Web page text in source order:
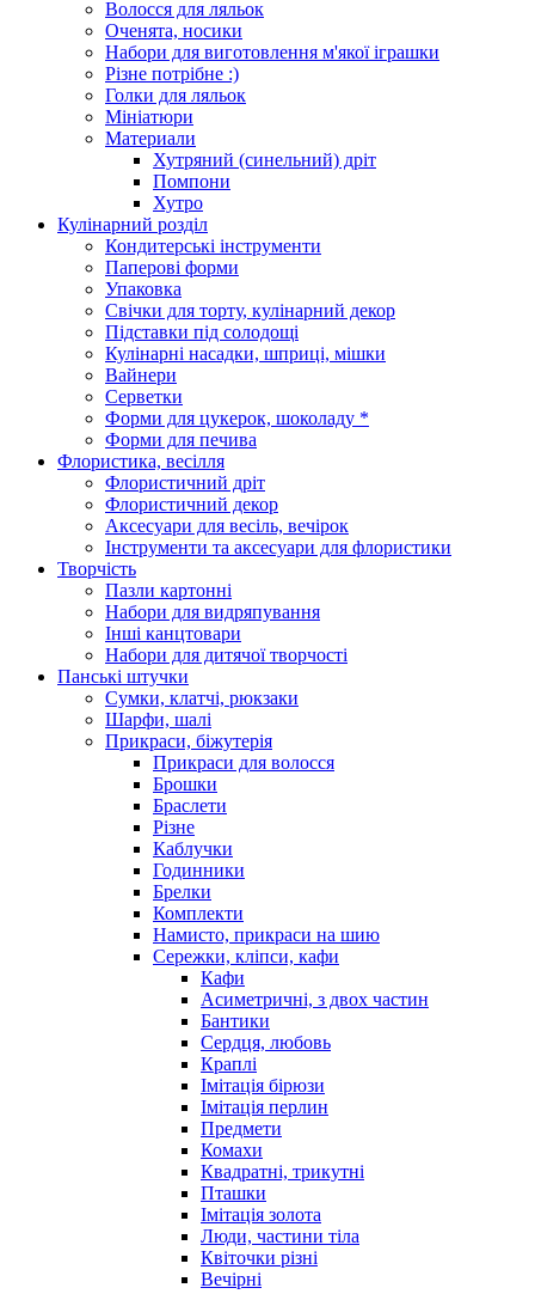
Волосся для ляльок
Оченята, носики
Набори для виготовлення м'якої іграшки
Різне потрібне :)
Голки для ляльок
Мініатюри
Материали
Хутряний (синельний) дріт
Помпони
Хутро
Кулінарний розділ
Кондитерські інструменти
Паперові форми
Упаковка
Свічки для торту, кулінарний декор
Підставки під солодощі
Кулінарні насадки, шприці, мішки
Вайнери
Серветки
Форми для цукерок, шоколаду *
Форми для печива
Флористика, весілля
Флористичний дріт
Флористичний декор
Аксесуари для весіль, вечірок
Інструменти та аксесуари для флористики
Творчість
Пазли картонні
Набори для видряпування
Інші канцтовари
Набори для дитячої творчості
Панські штучки
Сумки, клатчі, рюкзаки
Шарфи, шалі
Прикраси, біжутерія
Прикраси для волосся
Брошки
Браслети
Різне
Каблучки
Годинники
Брелки
Комплекти
Намисто, прикраси на шию
Сережки, кліпси, кафи
Кафи
Асиметричні, з двох частин
Бантики
Сердця, любовь
Краплі
Імітація бірюзи
Імітація перлин
Предмети
Комахи
Квадратні, трикутні
Пташки
Імітація золота
Люди, частини тіла
Квіточки різні
Вечірні